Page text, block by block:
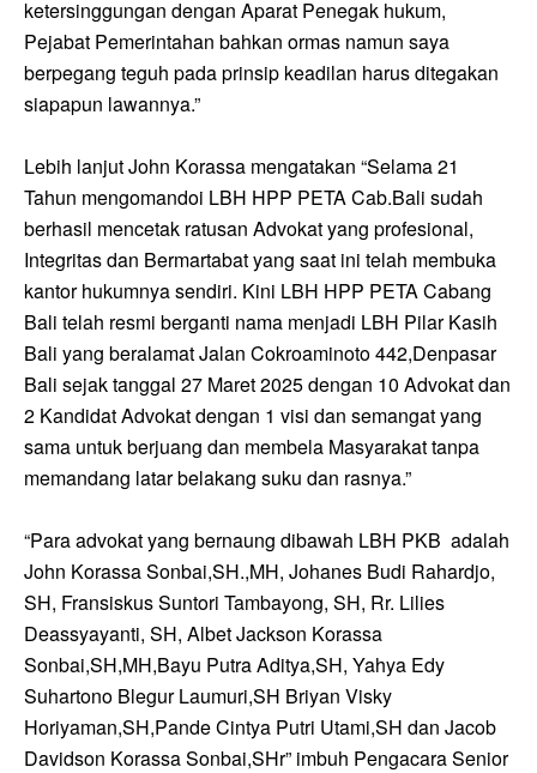
ketersinggungan dengan Aparat Penegak hukum,
Pejabat Pemerintahan bahkan ormas namun saya
berpegang teguh pada prinsip keadilan harus ditegakan
siapapun lawannya.”
Lebih lanjut John Korassa mengatakan “Selama 21
Tahun mengomandoi LBH HPP PETA Cab.Bali sudah
berhasil mencetak ratusan Advokat yang profesional,
Integritas dan Bermartabat yang saat ini telah membuka
kantor hukumnya sendiri. Kini LBH HPP PETA Cabang
Bali telah resmi berganti nama menjadi LBH Pilar Kasih
Bali yang beralamat Jalan Cokroaminoto 442,Denpasar
Bali sejak tanggal 27 Maret 2025 dengan 10 Advokat dan
2 Kandidat Advokat dengan 1 visi dan semangat yang
sama untuk berjuang dan membela Masyarakat tanpa
memandang latar belakang suku dan rasnya.”
“Para advokat yang bernaung dibawah LBH PKB adalah
John Korassa Sonbai,SH.,MH, Johanes Budi Rahardjo,
SH, Fransiskus Suntori Tambayong, SH, Rr. Lilies
Deassyayanti, SH, Albet Jackson Korassa
Sonbai,SH,MH,Bayu Putra Aditya,SH, Yahya Edy
Suhartono Blegur Laumuri,SH Briyan Visky
Horiyaman,SH,Pande Cintya Putri Utami,SH dan Jacob
Davidson Korassa Sonbai,SHr” imbuh Pengacara Senior